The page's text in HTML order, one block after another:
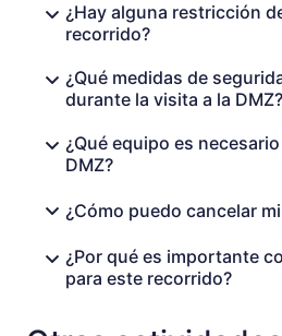
¿Hay alguna restricción
recorrido?
¿Qué medidas de
durante la visita a la DMZ?
¿Qué equipo es
DMZ?
¿Cómo puedo cancelar
¿Por qué es importante
para este recorrido?